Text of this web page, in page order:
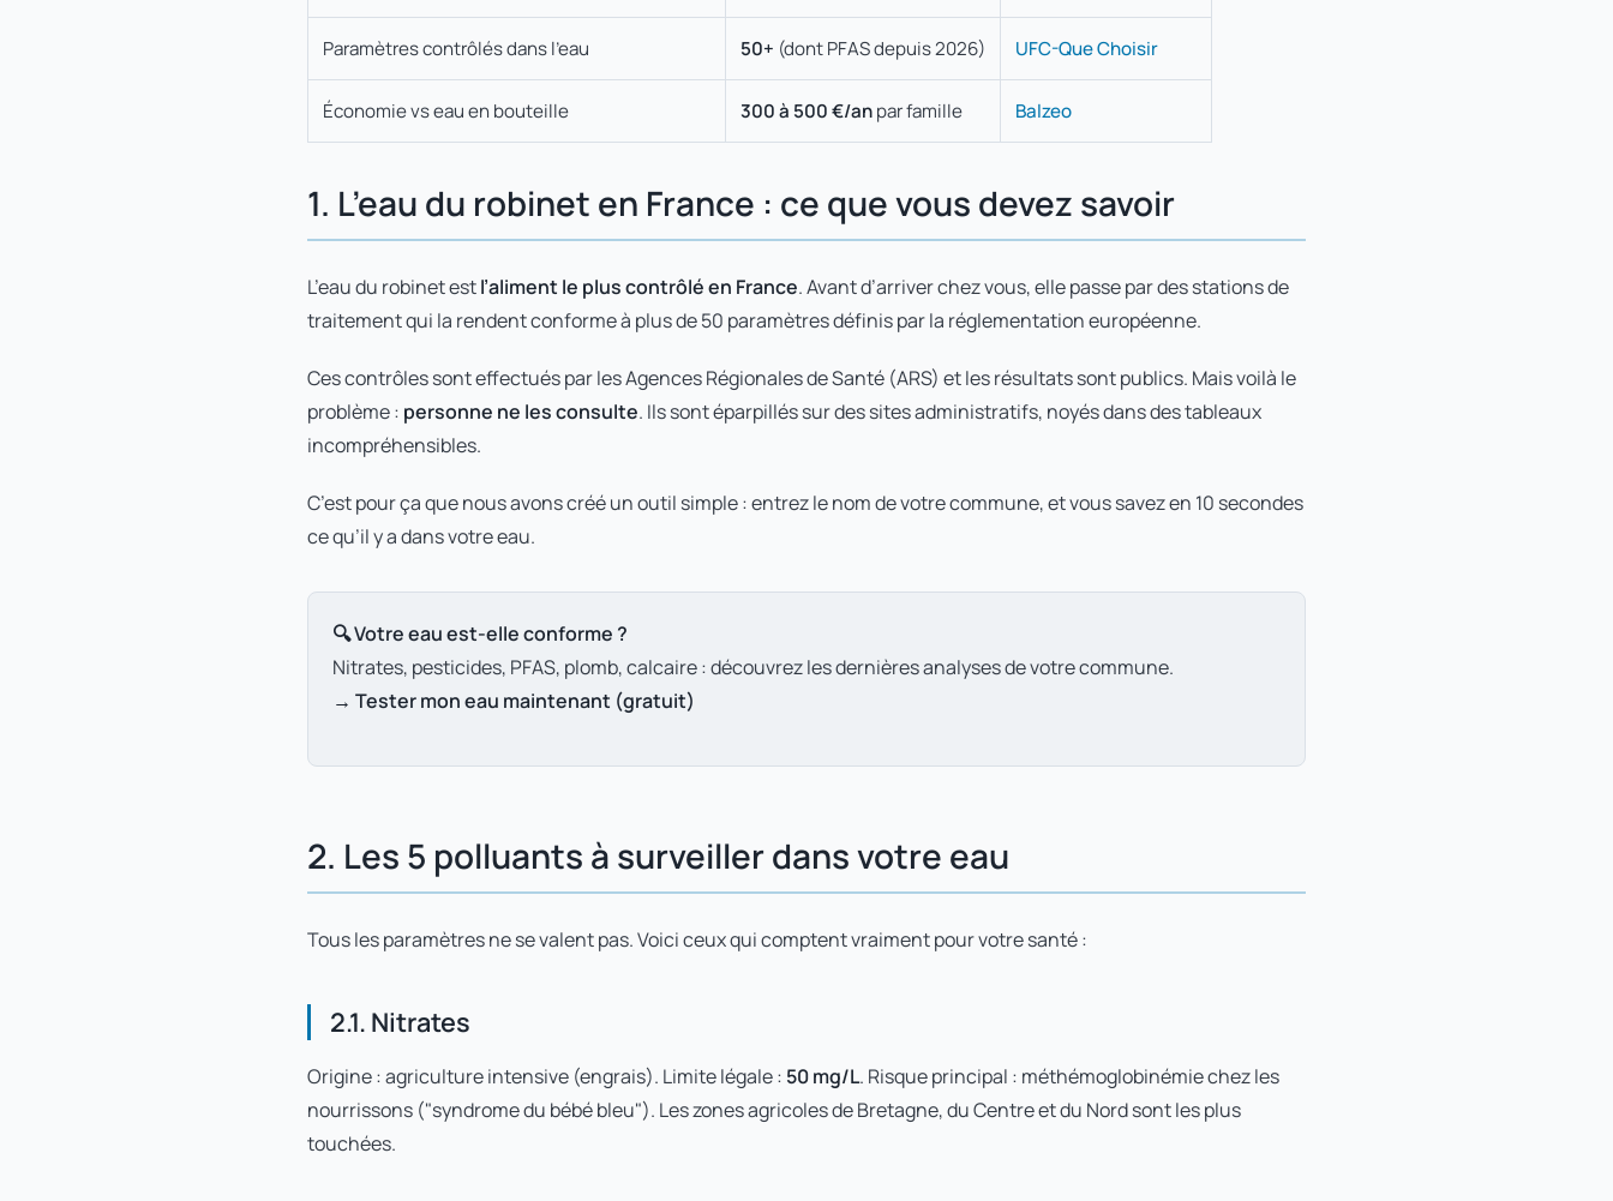
Paramètres contrôlés dans l’eau 50+ (dont PFAS depuis 2026) UFC-Que Choisir
Économie vs eau en bouteille 300 à 500 €/anpar famille Balzeo
1. L’eau du robinet en France : ce que vous devez savoir
L’eau du robinet estl’aliment le plus contrôlé en France. Avant d’arriver chez vous, elle passe par des stations de
traitement qui la rendent conforme à plus de 50 paramètres définis par la réglementation européenne.
Ces contrôles sont effectués par les Agences Régionales de Santé (ARS) et les résultats sont publics. Mais voilà le
problème : personne ne les consulte. Ils sont éparpillés sur des sites administratifs, noyés dans des tableaux
incompréhensibles.
C’est pour ça que nous avons créé un outil simple : entrez le nom de votre commune, et vous savez en 10 secondes
ce qu’il y a dans votre eau.
🔍 Votre eau est-elle conforme ?
Nitrates, pesticides, PFAS, plomb, calcaire : découvrez les dernières analyses de votre commune.
→ Tester mon eau maintenant (gratuit)
2. Les 5 polluants à surveiller dans votre eau
Tous les paramètres ne se valent pas. Voici ceux qui comptent vraiment pour votre santé :
2.1. Nitrates
Origine : agriculture intensive (engrais). Limite légale : 50 mg/L. Risque principal : méthémoglobinémie chez les
nourrissons ("syndrome du bébé bleu"). Les zones agricoles de Bretagne, du Centre et du Nord sont les plus
touchées.